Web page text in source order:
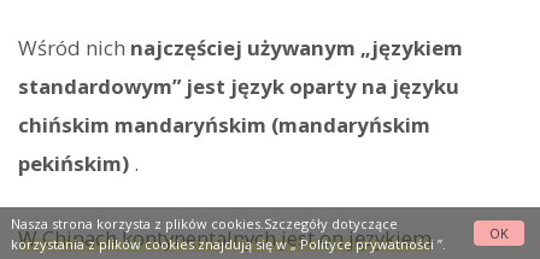
Wśród nich najczęściej używanym „językiem
standardowym” jest język oparty na języku
chińskim mandaryńskim (mandaryńskim
pekińskim) .
W Chinach kontynentalnych jest on językiem
Nasza strona korzysta z plików cookies.Szczegóły dotyczące
korzystania z plików cookies znajdują się w „Polityce prywatności ”.
OK